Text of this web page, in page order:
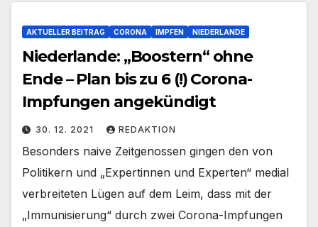
AKTUELLER BEITRAG CORONA IMPFEN NIEDERLANDE
Niederlande: „Boostern“ ohne
Ende – Plan bis zu 6 (!) Corona-
Impfungen angekündigt
30. 12. 2021 REDAKTION
Besonders naive Zeitgenossen gingen den von
Politikern und „Expertinnen und Experten“ medial
verbreiteten Lügen auf dem Leim, dass mit der
„Immunisierung“ durch zwei Corona-Impfungen